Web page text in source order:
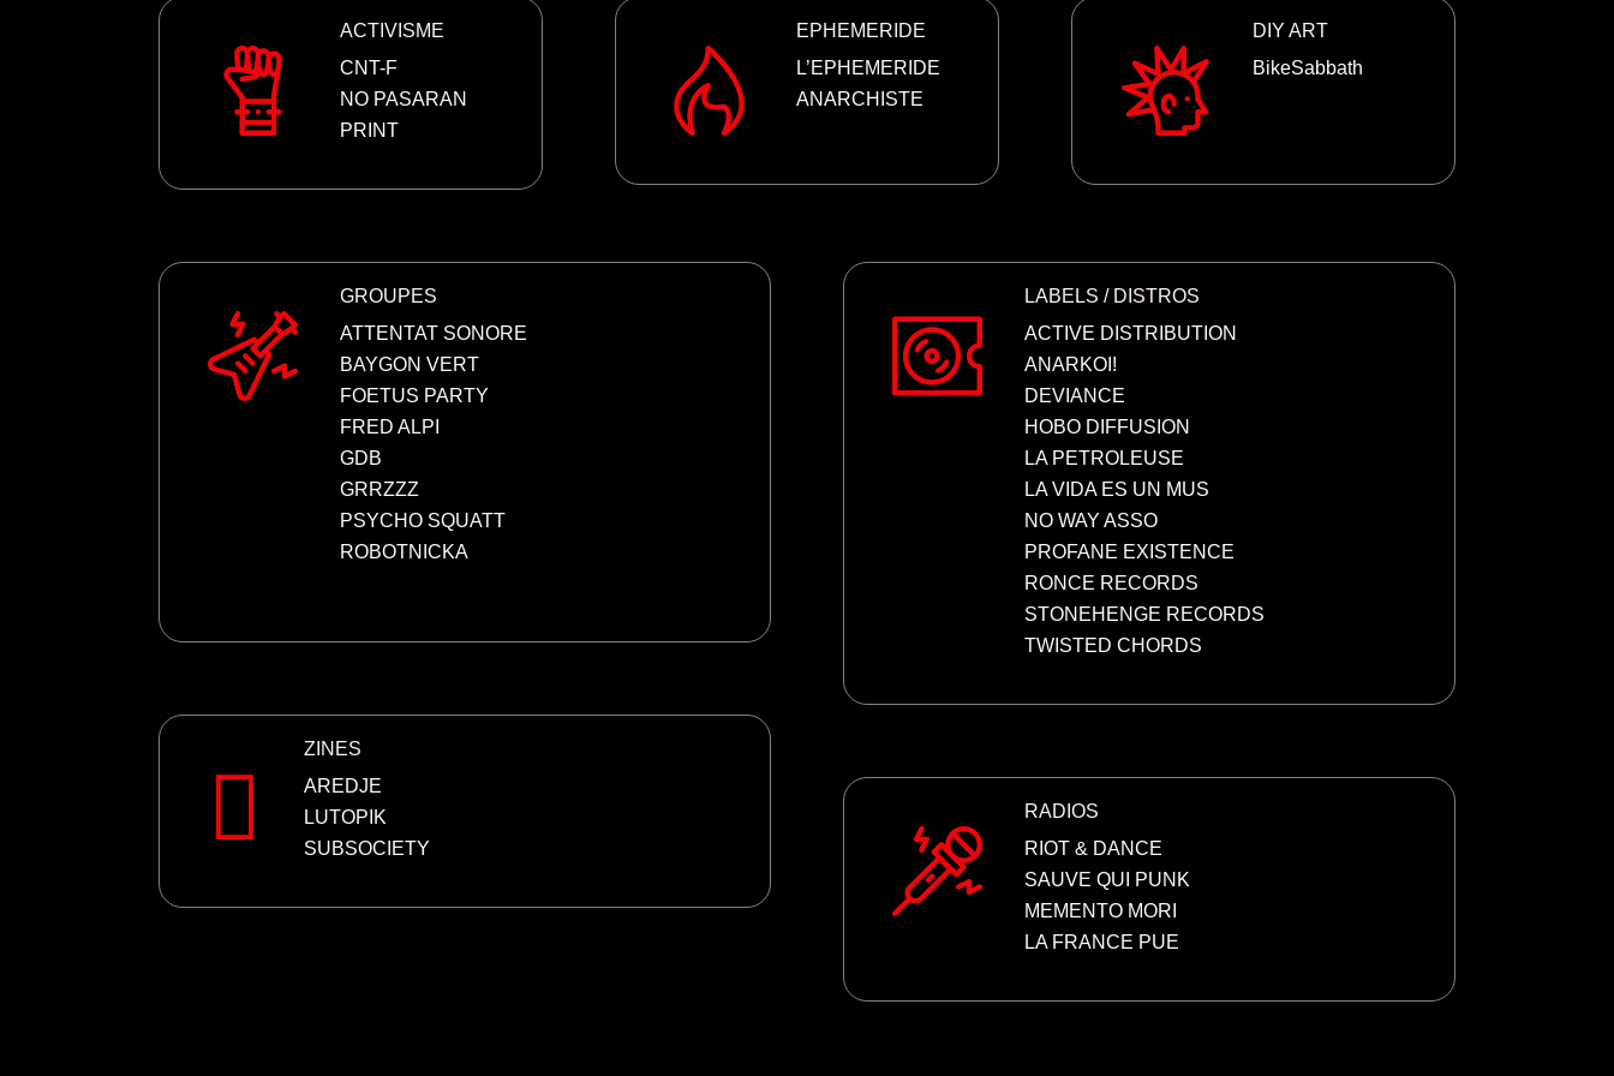
ACTIVISME
CNT-F
NO PASARAN
PRINT
EPHEMERIDE
L’EPHEMERIDE
ANARCHISTE
DIY ART
BikeSabbath
GROUPES
ATTENTAT SONORE
BAYGON VERT
FOETUS PARTY
FRED ALPI
GDB
GRRZZZ
PSYCHO SQUATT
ROBOTNICKA
ZINES
AREDJE
LUTOPIK
SUBSOCIETY
LABELS / DISTROS
ACTIVE DISTRIBUTION
ANARKOI!
DEVIANCE
HOBO DIFFUSION
LA PETROLEUSE
LA VIDA ES UN MUS
NO WAY ASSO
PROFANE EXISTENCE
RONCE RECORDS
STONEHENGE RECORDS
TWISTED CHORDS
RADIOS
RIOT & DANCE
SAUVE QUI PUNK
MEMENTO MORI
LA FRANCE PUE